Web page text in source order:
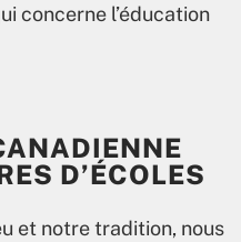
concerne l’éducation
D’ÉCOLES
et notre tradition, nous